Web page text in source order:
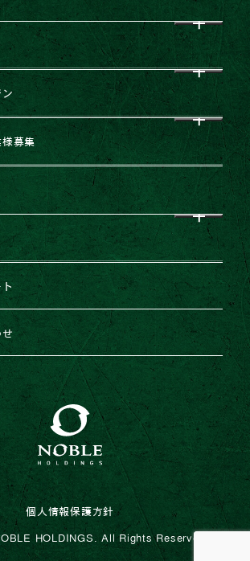
一覧
み
募集
のご相談
様募集
専用お問い合わせ
個人情報保護方針
HOLDINGS. All Rights Reserved.